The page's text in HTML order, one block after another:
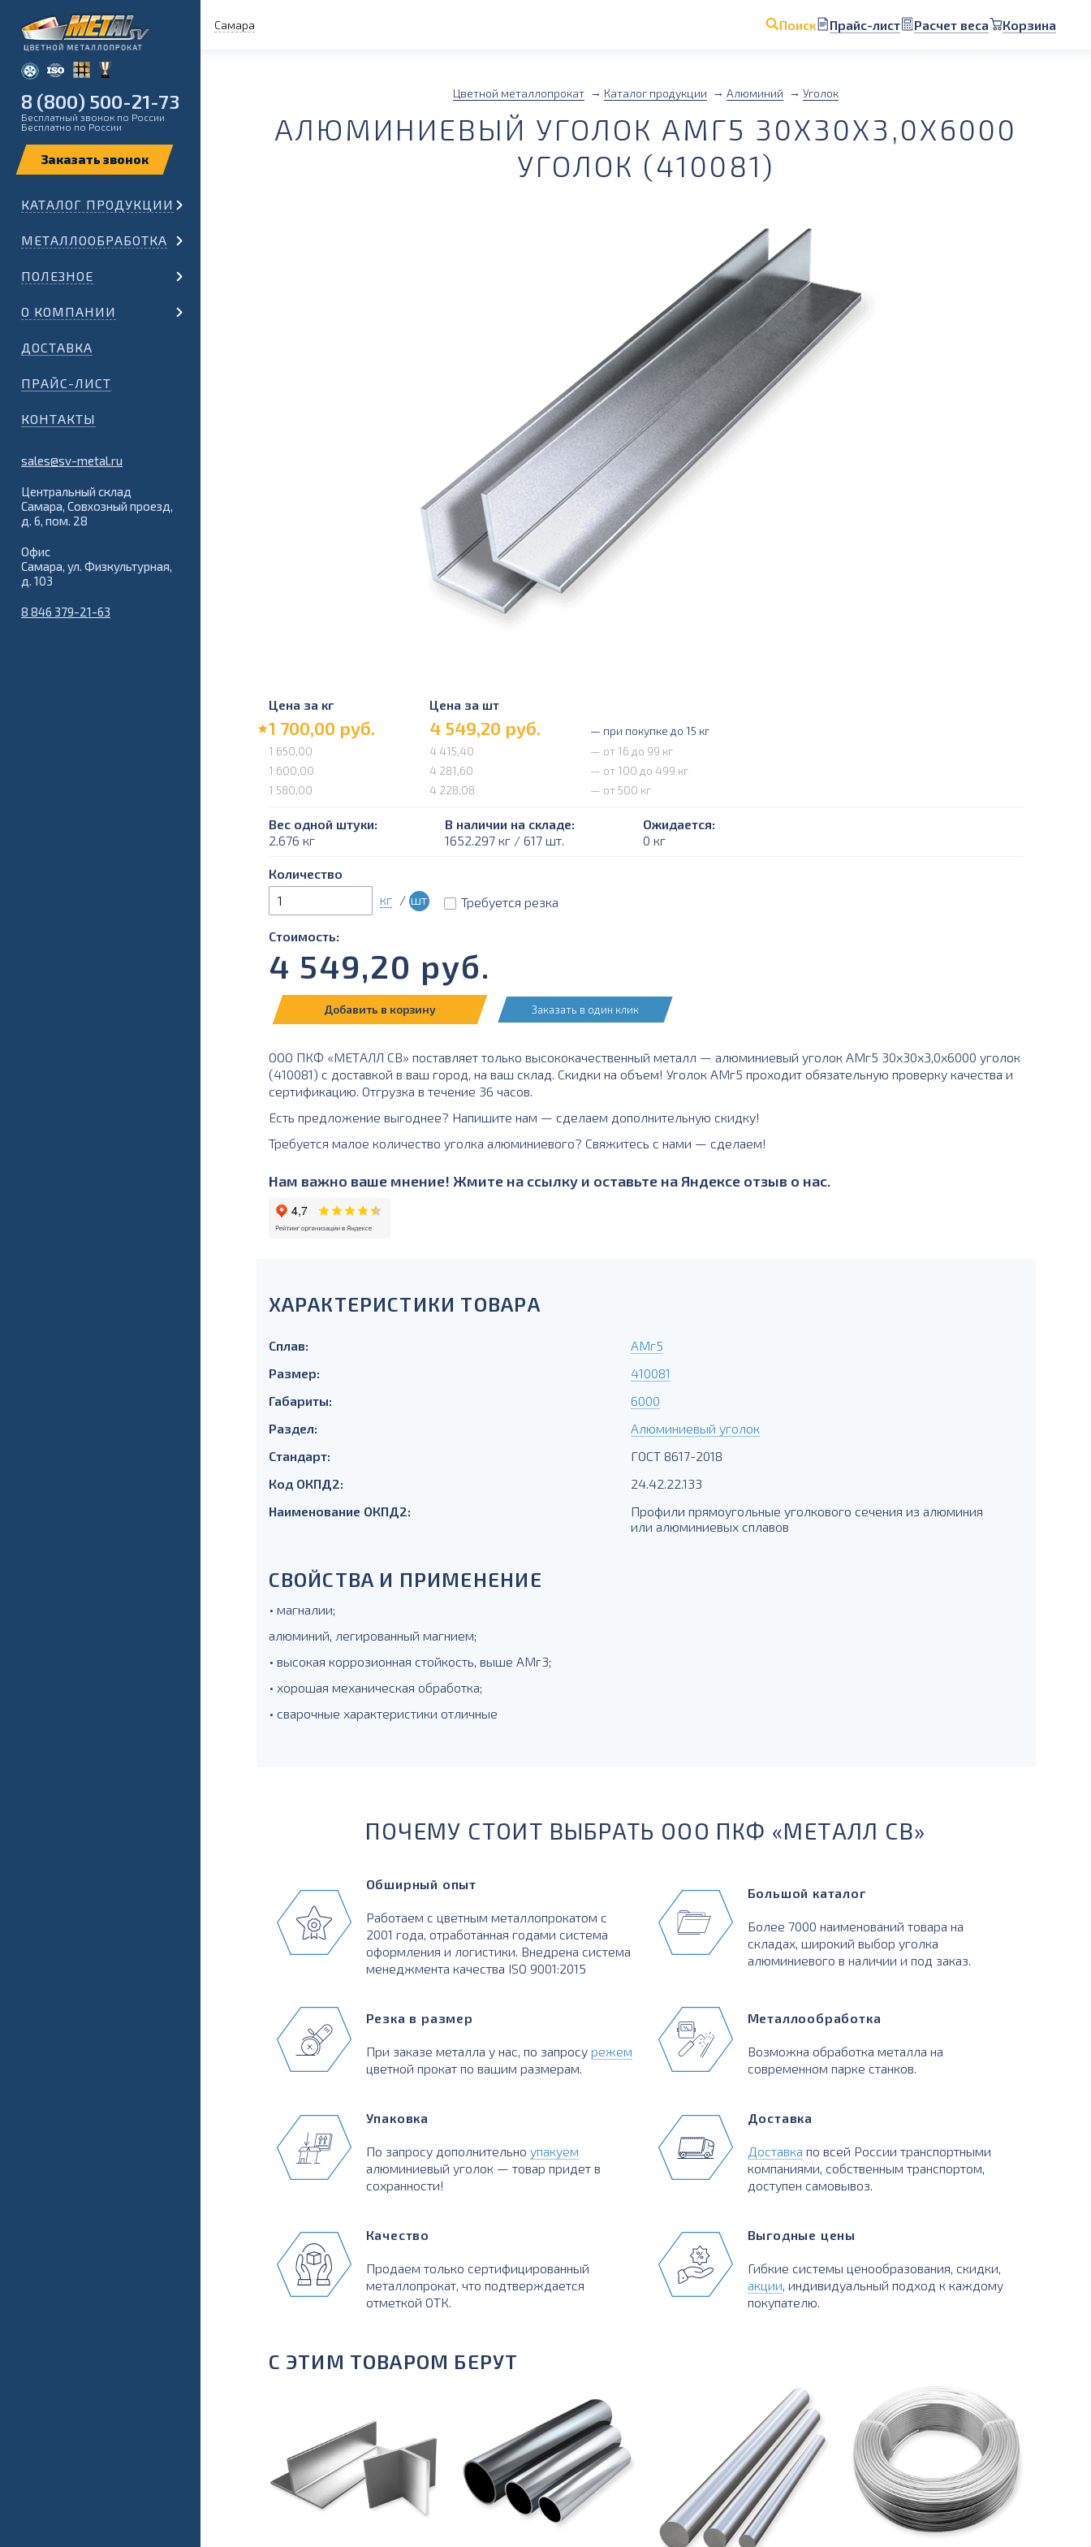
Самара Поиск Прайс-лист Расчет веса Корзина
8 (800) 500-21-73
Бесплатный звонок по России
Бесплатно по России
КАТАЛОГ ПРОДУКЦИИ
МЕТАЛЛООБРАБОТКА
ПОЛЕЗНОЕ
О КОМПАНИИ
ДОСТАВКА
ПРАЙС-ЛИСТ
КОНТАКТЫ
sales@sv-metal.ru
Центральный склад
Самара, Совхозный проезд,
д. 6, пом. 28
Офис
Самара, ул. Физкультурная,
д. 103
8 846 379-21-63
Цветной металлопрокат Каталог продукции Алюминий Уголок
АЛЮМИНИЕВЫЙ УГОЛОК АМГ5 30Х30Х3,0Х6000
УГОЛОК (410081)
Цена за кг Цена за шт
1 700,00 руб. 4 549,20 руб.
— при покупке до 15 кг
1 650,00
4 415,40
— от 16 до 99 кг
1 600,00
4 281,60
— от 100 до 499 кг
1 580,00
4 228,08 — от 500 кг
Вес одной штуки:
2.676 кг
В наличии на складе:
1652.297 кг / 617 шт.
Ожидается:
0 кг
Количество
кг / шт Требуется резка
Стоимость:
4 549,20 руб.
Добавить в корзину Заказать в один клик
ООО ПКФ «МЕТАЛЛ СВ» поставляет только высококачественный металл — алюминиевый уголок АМг5 30х30х3,0х6000 уголок
(410081) с доставкой в ваш город, на ваш склад. Скидки на объем! Уголок АМг5 проходит обязательную проверку качества и
сертификацию. Отгрузка в течение 36 часов.
Есть предложение выгоднее? Напишите нам — сделаем дополнительную скидку!
Требуется малое количество уголка алюминиевого? Свяжитесь с нами — сделаем!
Нам важно ваше мнение! Жмите на ссылку и оставьте на Яндексе отзыв о нас.
ХАРАКТЕРИСТИКИ ТОВАРА
Сплав:
АМг5
Размер:
410081
Габариты:
6000
Раздел:
Алюминиевый уголок
Стандарт:
ГОСТ 8617-2018
Код ОКПД2:
24.42.22.133
Наименование ОКПД2:
Профили прямоугольные уголкового сечения из алюминия
или алюминиевых сплавов
СВОЙСТВА И ПРИМЕНЕНИЕ
• магналии;
алюминий, легированный магнием;
• высокая коррозионная стойкость, выше АМг3;
• хорошая механическая обработка;
• сварочные характеристики отличные
ПОЧЕМУ СТОИТ ВЫБРАТЬ ООО ПКФ «МЕТАЛЛ СВ»
Обширный опыт
Работаем с цветным металлопрокатом с
2001 года, отработанная годами система
оформления и логистики. Внедрена система
менеджмента качества ISO 9001:2015
Резка в размер
При заказе металла у нас, по запросу режем
цветной прокат по вашим размерам.
Упаковка
По запросу дополнительно упакуем
алюминиевый уголок — товар придет в
сохранности!
Качество
Продаем только сертифицированный
металлопрокат, что подтверждается
отметкой ОТК.
Большой каталог
Более 7000 наименований товара на
складах, широкий выбор уголка
алюминиевого в наличии и под заказ.
Металлообработка
Возможна обработка металла на
современном парке станков.
Доставка
Доставка по всей России транспортными
компаниями, собственным транспортом,
доступен самовывоз.
Выгодные цены
Гибкие системы ценообразования, скидки,
акции, индивидуальный подход к каждому
покупателю.
С ЭТИМ ТОВАРОМ БЕРУТ